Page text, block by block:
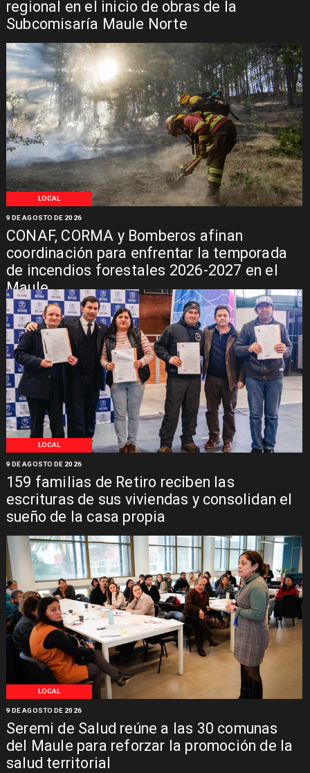
regional en el inicio de obras de la
Subcomisaría Maule Norte
LOCAL
CONAF, CORMA y Bomberos afinan
coordinación para enfrentar la temporada
de incendios forestales 2026-2027 en el
Maule
9 DE AGOSTO DE 2026
LOCAL
159 familias de Retiro reciben las
escrituras de sus viviendas y consolidan el
sueño de la casa propia
9 DE AGOSTO DE 2026
LOCAL
Seremi de Salud reúne a las 30 comunas
del Maule para reforzar la promoción de la
salud territorial
9 DE AGOSTO DE 2026